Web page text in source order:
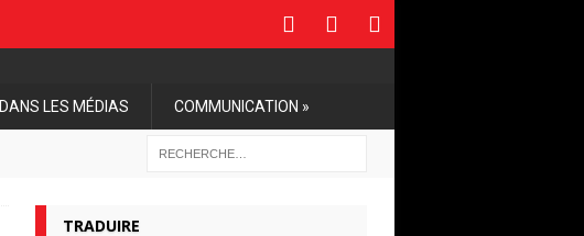
DANS LES MÉDIAS COMMUNICATION »
TRADUIRE